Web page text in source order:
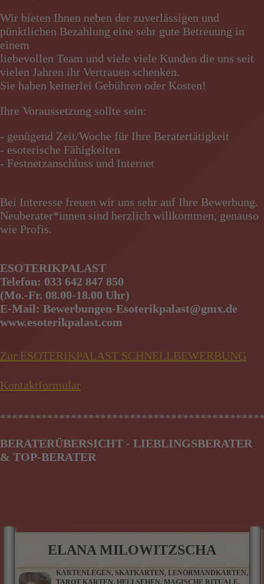
Wir bieten Ihnen neben der zuverlässigen und
pünktlichen Bezahlung eine sehr gute Betreuung in
einem
liebevollen Team und viele viele Kunden die uns seit
vielen Jahren ihr Vertrauen schenken.
Sie haben keinerlei Gebühren oder Kosten!
Ihre Voraussetzung sollte sein:
- genügend Zeit/Woche für Ihre Beratertätigkeit
- esoterische Fähigkeiten
- Festnetzanschluss und Internet
Bei Interesse freuen wir uns sehr auf Ihre Bewerbung.
Neuberater*innen sind herzlich willkommen, genauso
wie Profis.
ESOTERIKPALAST
Telefon: 033 642 847 850
(Mo.-Fr. 08.00-18.00 Uhr)
E-Mail: Bewerbungen-Esoterikpalast@gmx.de
www.esoterikpalast.com
Zur ESOTERIKPALAST SCHNELLBEWERBUNG
Kontaktformular
BERATERÜBERSICHT - LIEBLINGSBERATER
& TOP-BERATER
ELANA MILOWITZSCHA
KARTENLEGEN, SKATKARTEN, LENORMANDKARTEN,